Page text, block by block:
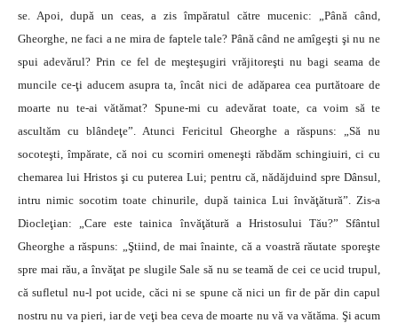
se. Apoi, după un ceas, a zis împăratul către mucenic: „Până când,
Gheorghe, ne faci a ne mira de faptele tale? Până când ne amîgeşti şi nu ne
spui adevărul? Prin ce fel de meşteşugiri vrăjitoreşti nu bagi seama de
muncile ce-ţi aducem asupra ta, încât nici de adăparea cea purtătoare de
moarte nu te-ai vătămat? Spune-mi cu adevărat toate, ca voim să te
ascultăm cu blândeţe”. Atunci Fericitul Gheorghe a răspuns: „Să nu
socoteşti, împărate, că noi cu scorniri omeneşti răbdăm schingiuiri, ci cu
chemarea lui Hristos şi cu puterea Lui; pentru că, nădăjduind spre Dânsul,
intru nimic socotim toate chinurile, după tainica Lui învăţătură”. Zis-a
Diocleţian: „Care este tainica învăţătură a Hristosului Tău?” Sfântul
Gheorghe a răspuns: „Ştiind, de mai înainte, că a voastră răutate sporeşte
spre mai rău, a învăţat pe slugile Sale să nu se teamă de cei ce ucid trupul,
că sufletul nu-l pot ucide, căci ni se spune că nici un fir de păr din capul
nostru nu va pieri, iar de veţi bea ceva de moarte nu vă va vătăma. Şi acum